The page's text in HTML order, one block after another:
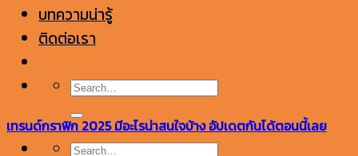
บทความน่ารู้
ติดต่อเรา
เทรนด์กราฟิก 2025 มีอะไรน่าสนใจบ้าง อัปเดตกันได้ตอนนี้เลย